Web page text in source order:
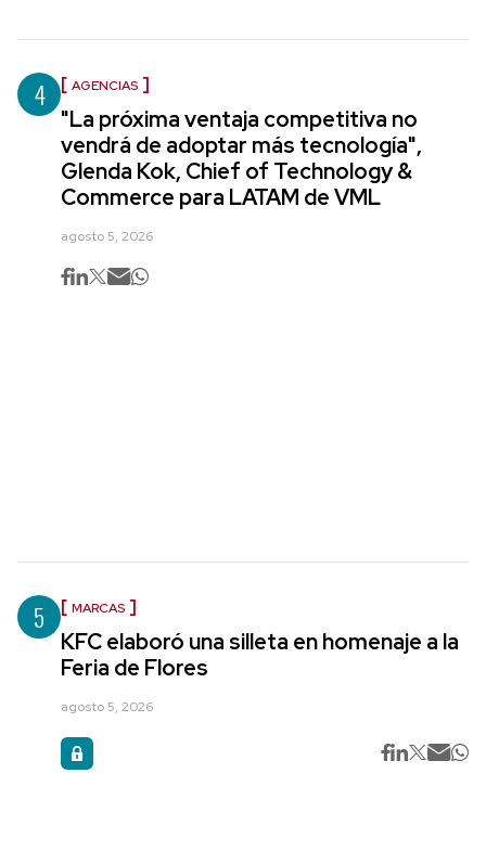
4 AGENCIAS
"La próxima ventaja competitiva no
vendrá de adoptar más tecnología",
Glenda Kok, Chief of Technology &
Commerce para LATAM de VML
agosto 5, 2026
5 MARCAS
KFC elaboró una silleta en homenaje a la
Feria de Flores
agosto 5, 2026